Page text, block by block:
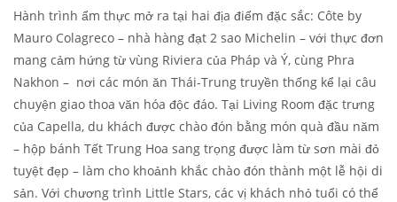
Hành trình ẩm thực mở ra tại hai địa điểm đặc sắc: Côte by
Mauro Colagreco – nhà hàng đạt 2 sao Michelin – với thực đơn
mang cảm hứng từ vùng Riviera của Pháp và Ý, cùng Phra
Nakhon – nơi các món ăn Thái-Trung truyền thống kể lại câu
chuyện giao thoa văn hóa độc đáo. Tại Living Room đặc trưng
của Capella, du khách được chào đón bằng món quà đầu năm
– hộp bánh Tết Trung Hoa sang trọng được làm từ sơn mài đỏ
tuyệt đẹp – làm cho khoảnh khắc chào đón thành một lễ hội di
sản. Với chương trình Little Stars, các vị khách nhỏ tuổi có thể